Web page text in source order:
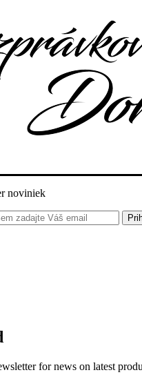
noviniek
for news on latest